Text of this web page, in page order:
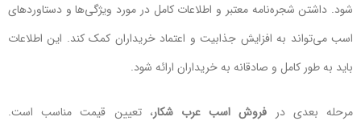
شود. داشتن شجره‌نامه معتبر و اطلاعات کامل در مورد ویژگی‌ها و دستاوردهای
اسب می‌تواند به افزایش جذابیت و اعتماد خریداران کمک کند. این اطلاعات
باید به طور کامل و صادقانه به خریداران ارائه شود.
مرحله بعدی در فروش اسب عرب شکار، تعیین قیمت مناسب است.